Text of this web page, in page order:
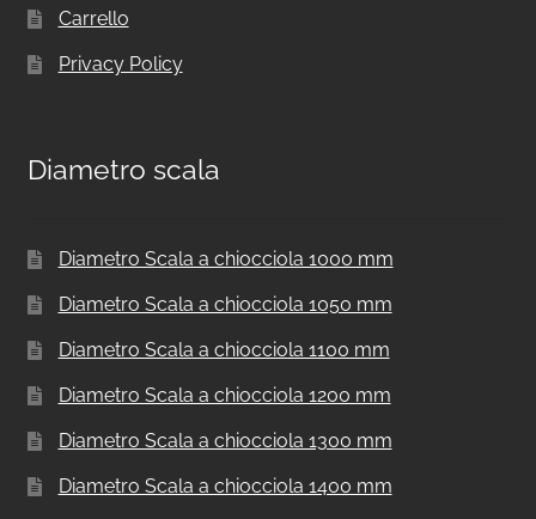
Carrello
Privacy Policy
Diametro scala
Diametro Scala a chiocciola 1000 mm
Diametro Scala a chiocciola 1050 mm
Diametro Scala a chiocciola 1100 mm
Diametro Scala a chiocciola 1200 mm
Diametro Scala a chiocciola 1300 mm
Diametro Scala a chiocciola 1400 mm